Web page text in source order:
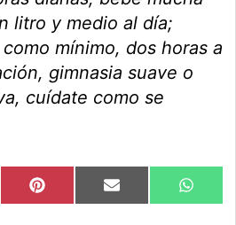
litro y medio al día;
mínimo, dos horas a
gimnasia suave o
cuídate como se
Compartir
en
Pinterest Compartir
en
Email
en